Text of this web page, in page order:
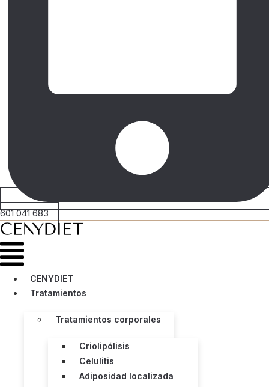
601 041 683
Menú
CENYDIET
Tratamientos
Tratamientos corporales
Criolipólisis
Celulitis
Adiposidad localizada